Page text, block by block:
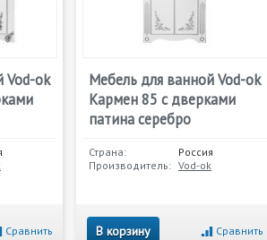
Vod-ok
Сравнить
Мебель для ванной Vod-ok
Кармен 85 с дверками
патина серебро
Страна:
Россия
Производитель: Vod-ok
В корзину Сравнить